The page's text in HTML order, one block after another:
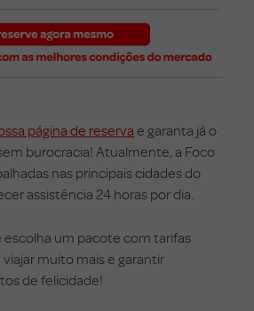
página de reserva e garanta já o
burocracia! Atualmente, a Foco
nas principais cidades do
assistência 24 horas por dia.
escolha um pacote com tarifas
muito mais e garantir
de felicidade!